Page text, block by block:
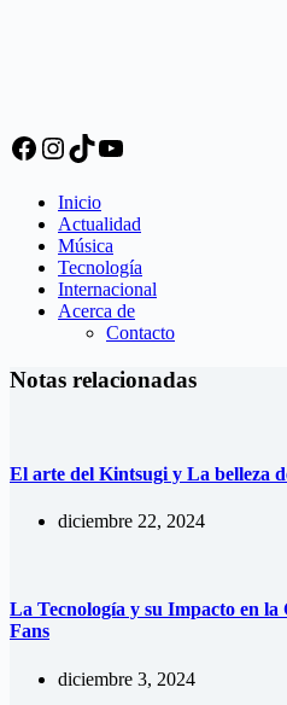
Facebook
Instagram
TikTok
YouTube
Inicio
Actualidad
Música
Tecnología
Internacional
Acerca de
Contacto
Notas relacionadas
El arte del Kintsugi y La belleza
diciembre 22, 2024
La Tecnología y su Impacto en la
Fans
diciembre 3, 2024